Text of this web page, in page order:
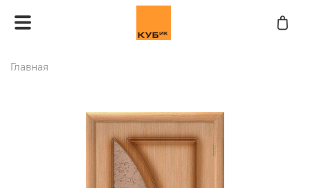
Главная